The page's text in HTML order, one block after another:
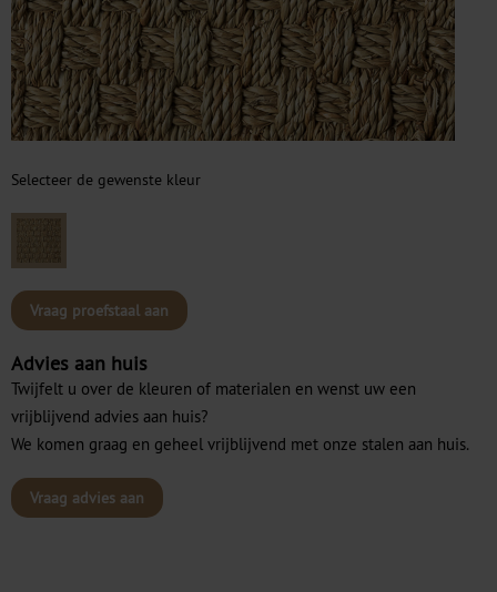
Selecteer de gewenste kleur
Vraag proefstaal aan
Advies aan huis
Twijfelt u over de kleuren of materialen en wenst uw een
vrijblijvend advies aan huis?
We komen graag en geheel vrijblijvend met onze stalen aan huis.
Vraag advies aan